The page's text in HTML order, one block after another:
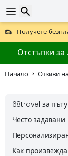
Получете
Предлага се и DHL
30 дни за
Отстъпки за
Начало Отзиви
68travel за
Често
Как
Търсене